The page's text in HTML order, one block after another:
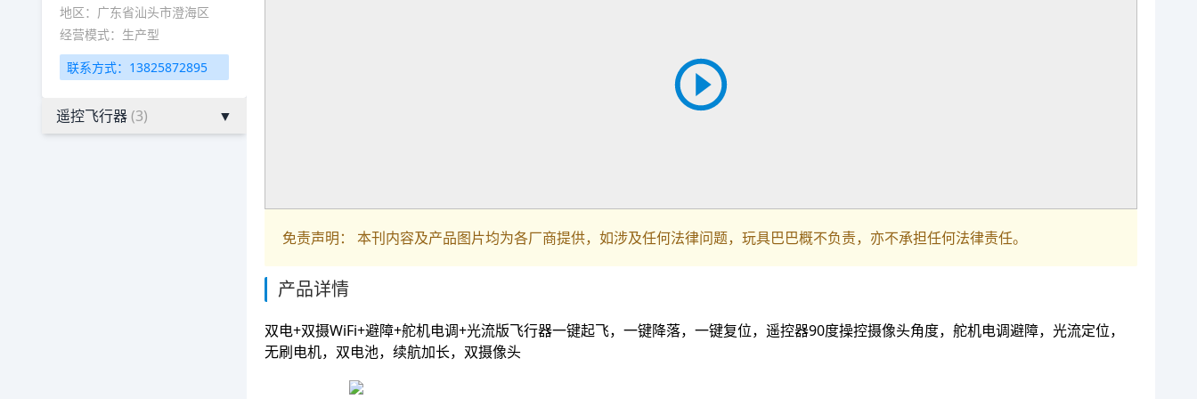
地区：广东省汕头市澄海区
经营模式：生产型
联系方式：13825872895
遥控飞行器(3) ▼
免责声明： 本刊内容及产品图片均为各厂商提供，如涉及任何法律问题，玩具巴巴概不负责，亦不承担任何法律责任。
产品详情
双电+双摄WiFi+避障+舵机电调+光流版飞行器一键起飞，一键降落，一键复位，遥控器90度操控摄像头角度，舵机电调避障，光流定位，
无刷电机，双电池，续航加长，双摄像头